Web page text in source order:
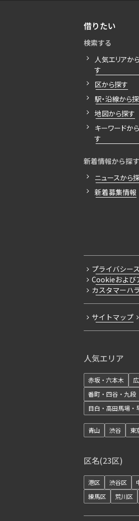
借りたい
検索する
人気エリアか
す
区から探す
駅・沿線から
地図から探す
キーワードか
す
新着情報から探す
ニュースから
新着募集情報
プライバシー
Cookieおよび
カスタマーハ
サイトマップ
人気エリア
赤坂・六本木
番町・四谷・九段
目白・高田馬場・
青山 渋谷 東
区名(23区)
港区 渋谷区
練馬区
荒川区